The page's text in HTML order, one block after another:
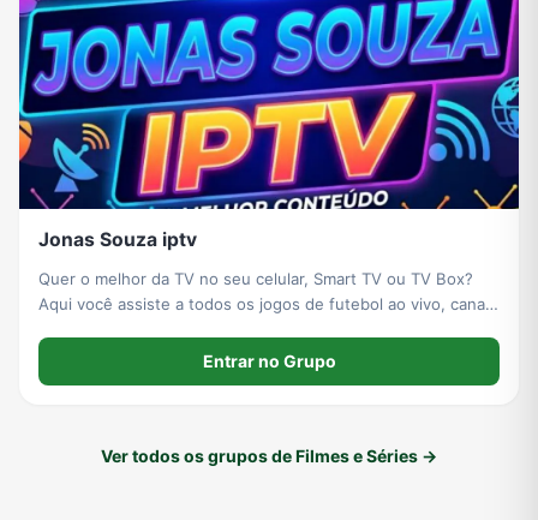
Jonas Souza iptv
Quer o melhor da TV no seu celular, Smart TV ou TV Box?
Aqui você assiste a todos os jogos de futebol ao vivo, canais
e séries atualizadas! Venha conferir a qualidade e peça já
seu teste grátis no z
Entrar no Grupo
Ver todos os grupos de Filmes e Séries →